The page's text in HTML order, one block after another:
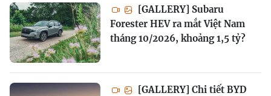
[GALLERY] Subaru
Forester HEV ra mắt Việt Nam
tháng 10/2026, khoảng 1,5 tỷ?
[GALLERY] Chi tiết BYD